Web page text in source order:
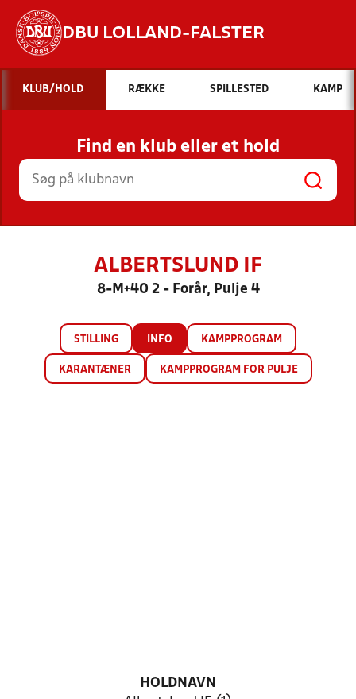
DBU LOLLAND-FALSTER
Hvad vil du søge efter?
INDHOLD OG NYHEDER
STILLINGER, RESULTATER, KLUBBER OG
HOLD
KLUB/HOLD RÆKKE SPILLESTED KAMP
Find en klub eller et hold
ALBERTSLUND IF
8-M+40 2 - Forår, Pulje 4
STILLING INFO KAMPPROGRAM
KARANTÆNER KAMPPROGRAM FOR PULJE
HOLDNAVN